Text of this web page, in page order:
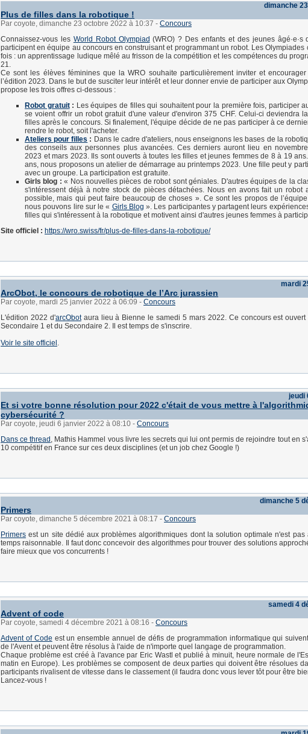
dimanche
Plus de filles dans la robotique !
Par coyote, dimanche 23 octobre 2022 à 10:37 - Concours
Connaissez-vous les World Robot Olympiad (WRO) ? Des enfants et des jeunes
participent en équipe au concours en construisant et programmant un robot. Les Olympiades
fois : un apprentissage ludique mêlé au frisson de la compétition et les compétences du
21.
Ce sont les élèves féminines que la WRO souhaite particulièrement inviter et
l’édition 2023. Dans le but de susciter leur intérêt et leur donner envie de participer aux
propose les trois offres ci-dessous :
Robot gratuit: Les équipes de filles qui souhaitent pour la première fois, participer
se voient offrir un robot gratuit d'une valeur d'environ 375 CHF. Celui-ci deviendra
filles après le concours. Si finalement, l'équipe décide de ne pas participer à ce
rendre le robot, soit l'acheter.
Ateliers pour filles : Dans le cadre d'ateliers, nous enseignons les bases de la
des conseils aux personnes plus avancées. Ces derniers auront lieu en
2023 et mars 2023. Ils sont ouverts à toutes les filles et jeunes femmes de 8 à 19
ans, nous proposons un atelier de démarrage au printemps 2023. Une fille peut y
avec un groupe. La participation est gratuite.
Girls blog : « Nos nouvelles pièces de robot sont géniales. D'autres équipes de la
s'intéressent déjà à notre stock de pièces détachées. Nous en avons fait un robot
possible, mais qui peut faire beaucoup de choses ». Ce sont les propos de
nous pouvons lire sur le « Girls Blog ». Les participantes y partagent leurs
filles qui s'intéressent à la robotique et motivent ainsi d'autres jeunes femmes à
Site officiel : https://wro.swiss/fr/plus-de-filles-dans-la-robotique/
mardi
ArcObot, le concours de robotique de l’Arc jurassien
Par coyote, mardi 25 janvier 2022 à 06:09 - Concours
L'édition 2022 d'arcObotaura lieu à Bienne le samedi 5 mars 2022. Ce concours est ouvert
Secondaire 1 et du Secondaire 2. Il est temps de s'inscrire.
Voir le site officiel
jeudi
Et si votre bonne résolution pour 2022 c'était de vous mettre à
cybersécurité ?
Par coyote, jeudi 6 janvier 2022 à 08:10 - Concours
Dans ce thread , Mathis Hammel vous livre les secrets qui lui ont permis de rejoindre tout en
10 compétitif en France sur ces deux disciplines (et un job chez Google !)
dimanche 5
Primers
Par coyote, dimanche 5 décembre 2021 à 08:17 - Concours
Primers est un site dédié aux problèmes algorithmiques dont la solution optimale n'est pas
temps raisonnable. Il faut donc concevoir des algorithmes pour trouver des solutions
faire mieux que vos concurrents !
samedi 4
Advent of code
Par coyote, samedi 4 décembre 2021 à 08:16 - Concours
Advent of Code est un ensemble annuel de défis de programmation informatique qui
de l'Avent et peuvent être résolus à l'aide de n'importe quel langage de programmation.
Chaque problème est créé à l'avance par Eric Wastl et publié à minuit, heure normale de
matin en Europe). Les problèmes se composent de deux parties qui doivent être résolues
participants rivalisent de vitesse dans le classement (il faudra donc vous lever tôt pour être
Lancez-vous !